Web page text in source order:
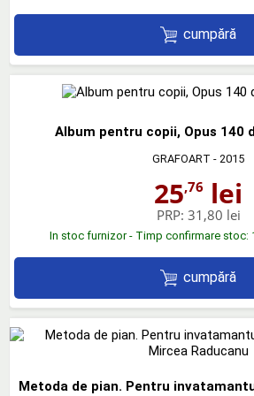
cumpără
Album pentru copii, Opus 140
GRAFOART - 2015
25,76 lei
PRP: 31,80 lei
In stoc furnizor - Timp confirmare stoc:
cumpără
Metoda de pian. Pentru